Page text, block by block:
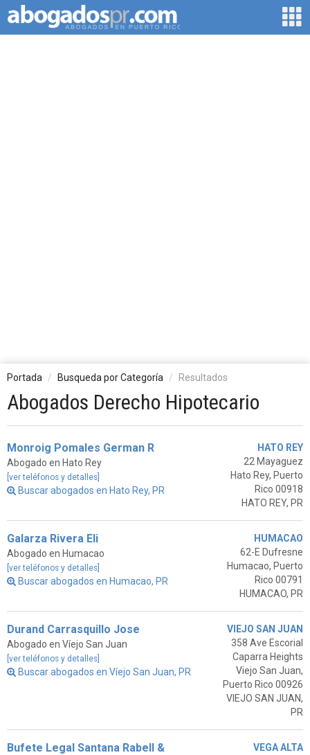
Portada Busqueda por Categoría Resultados
Abogados Derecho Hipotecario
Monroig Pomales German R
Abogado en Hato Rey
[ver teléfonos y detalles]
Buscar abogados en Hato Rey, PR
HATO REY
22 Mayaguez
Hato Rey, Puerto
Rico 00918
HATO REY, PR
Galarza Rivera Eli
Abogado en Humacao
[ver teléfonos y detalles]
Buscar abogados en Humacao, PR
HUMACAO
62-E Dufresne
Humacao, Puerto
Rico 00791
HUMACAO, PR
Durand Carrasquillo Jose
Abogado en Víejo San Juan
[ver teléfonos y detalles]
Buscar abogados en Víejo San Juan, PR
VIEJO SAN JUAN
358 Ave Escorial
Caparra Heights
Viejo San Juan,
Puerto Rico 00926
VIEJO SAN JUAN,
PR
Bufete Legal Santana Rabell &
VEGA ALTA